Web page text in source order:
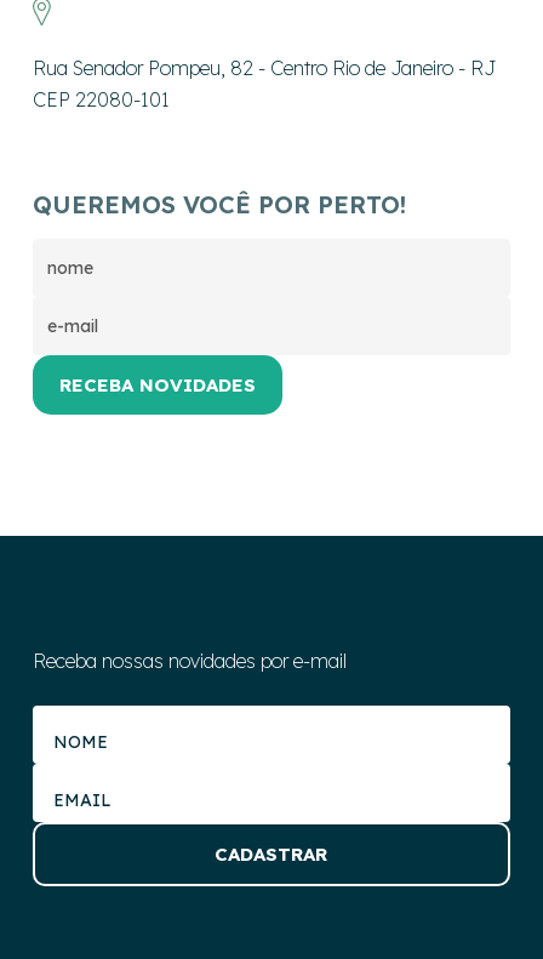
Rua Senador Pompeu, 82 - Centro Rio de Janeiro - RJ
CEP 22080-101
QUEREMOS VOCÊ POR PERTO!
Receba nossas novidades por e-mail